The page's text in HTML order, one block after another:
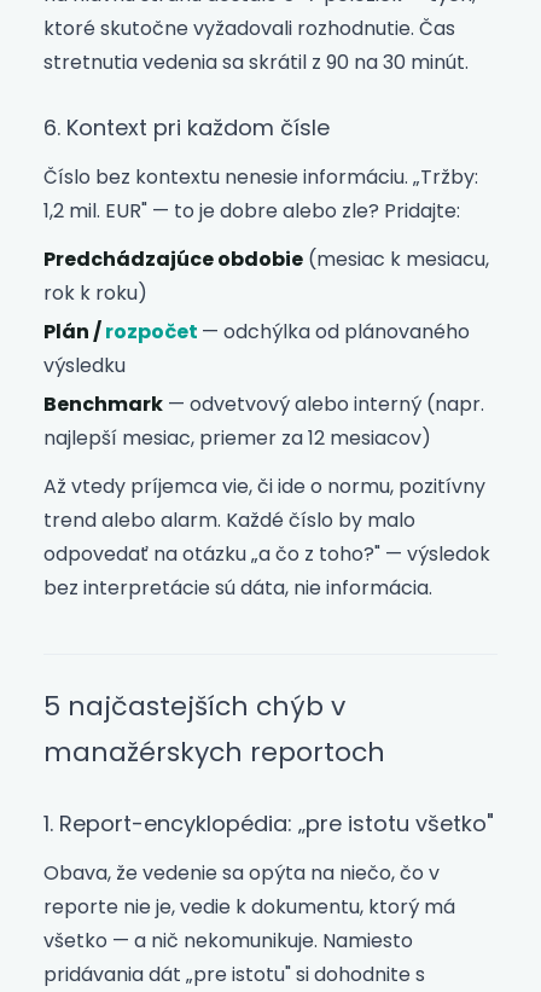
ktoré skutočne vyžadovali rozhodnutie. Čas
stretnutia vedenia sa skrátil z 90 na 30 minút.
6. Kontext pri každom čísle
Číslo bez kontextu nenesie informáciu. „Tržby:
1,2 mil. EUR" — to je dobre alebo zle? Pridajte:
Predchádzajúce obdobie (mesiac k mesiacu,
rok k roku)
Plán /rozpočet — odchýlka od plánovaného
výsledku
Benchmark — odvetvový alebo interný (napr.
najlepší mesiac, priemer za 12 mesiacov)
Až vtedy príjemca vie, či ide o normu, pozitívny
trend alebo alarm. Každé číslo by malo
odpovedať na otázku „a čo z toho?" — výsledok
bez interpretácie sú dáta, nie informácia.
5 najčastejších chýb v
manažérskych reportoch
1. Report-encyklopédia: „pre istotu všetko"
Obava, že vedenie sa opýta na niečo, čo v
reporte nie je, vedie k dokumentu, ktorý má
všetko — a nič nekomunikuje. Namiesto
pridávania dát „pre istotu" si dohodnite s